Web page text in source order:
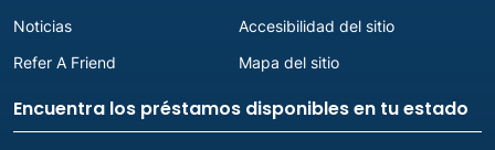
Noticias
Refer A Friend
Accesibilidad del sitio
Mapa del sitio
Encuentra los préstamos disponibles en tu estado